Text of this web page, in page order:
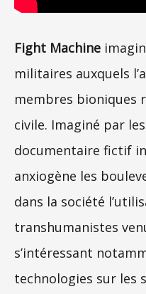
Fight Machine
militaires auxquels
membres bioniques
civile. Imaginé par
documentaire fictif
anxiogène les
dans la société
transhumanistes
s’intéressant
technologies sur les